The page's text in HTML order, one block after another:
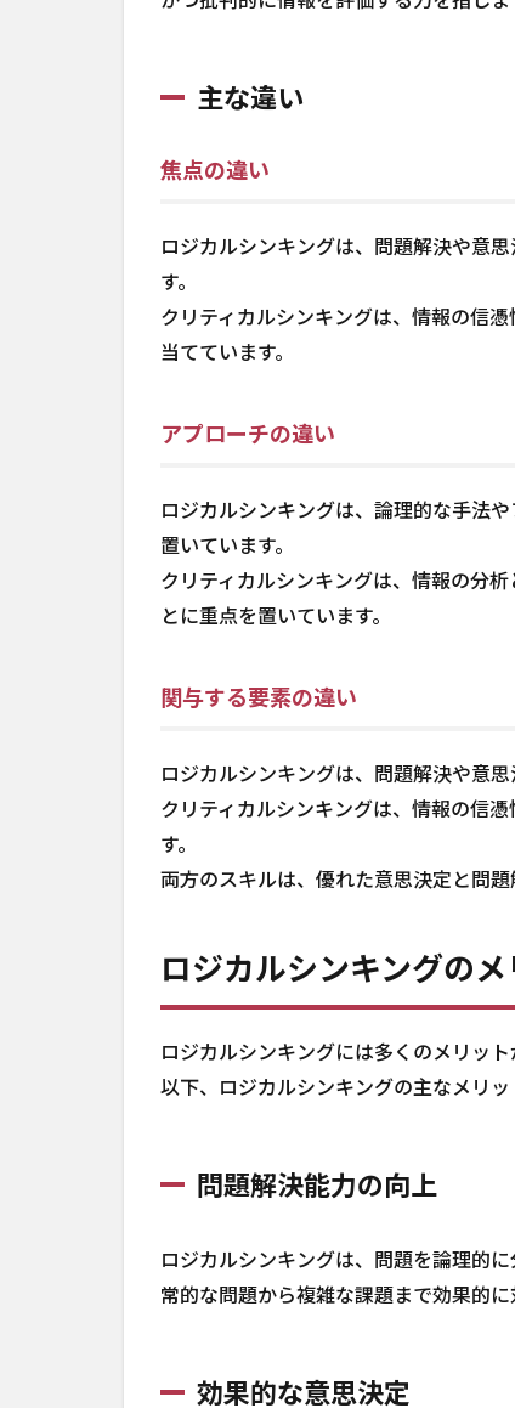
主な違い
焦点の違い
ロジカルシンキングは、問題解決や意
す。
クリティカルシンキングは、情報の信
当てています。
アプローチの違い
ロジカルシンキングは、論理的な手法
置いています。
クリティカルシンキングは、情報の分
とに重点を置いています。
関与する要素の違い
ロジカルシンキングは、問題解決や意思
クリティカルシンキングは、情報の信
す。
両方のスキルは、優れた意思決定と問題
ロジカルシンキングのメ
ロジカルシンキングには多くのメリット
以下、ロジカルシンキングの主なメリッ
問題解決能力の向上
ロジカルシンキングは、問題を論理的
常的な問題から複雑な課題まで効果的に
効果的な意思決定